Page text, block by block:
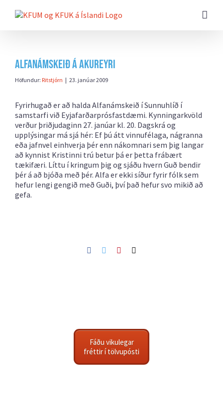
beint
Alfanámskeið á Akureyri
Höfundur: Ritstjórn | 23. janúar 2009
Fyrirhugað er að halda Alfanámskeið í Sunnuhlíð í
samstarfi við Eyjafarðarprósfastdæmi. Kynningarkvöld
verður þriðjudaginn 27. janúar kl. 20. Dagskrá og
upplýsingar má sjá hér: Ef þú átt vinnufélaga, nágranna
eða jafnvel einhverja þér enn nákomnari sem þig langar
að kynnist Kristinni trú betur þá er þetta frábært
tækifæri. Líttu í kringum þig og sjáðu hvern Guð bendir
þér á að bjóða með þér. Alfa er ekki síður fyrir fólk sem
hefur lengi gengið með Guði, því það hefur svo mikið að
gefa.
Facebook
TwitterPinterest
Fáðu vikulegar
fréttir í tölvupósti